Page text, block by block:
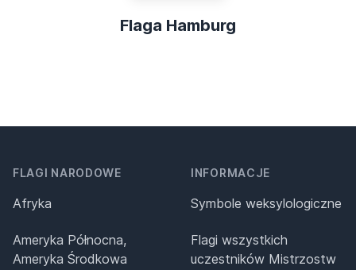
Flaga Hamburg
FLAGI NARODOWE
Afryka
Ameryka Północna,
Ameryka Środkowa
INFORMACJE
Symbole weksylologiczne
Flagi wszystkich
uczestników Mistrzostw